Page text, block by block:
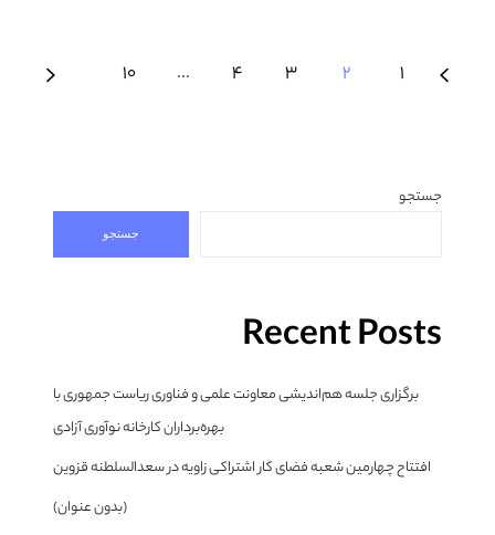
1
2
3
4
…
10
جستجو
جستجو
Recent Posts
برگزاری جلسه هم‌اندیشی معاونت علمی و فناوری ریاست جمهوری با
بهره‌برداران کارخانه نوآوری آزادی
افتتاح چهارمین شعبه فضای کار اشتراکی زاویه در سعدالسلطنه قزوین
(بدون عنوان)